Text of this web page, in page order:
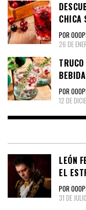
CHICA
POR
26 DE
POR
12 DE
LEÓN
EL
POR
31 DE